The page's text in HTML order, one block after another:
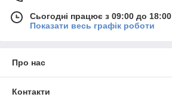
Сьогодні працює з 09:00 до 18:00
Показати весь графік роботи
Про нас
Контакти